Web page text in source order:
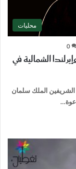
محليات
0
الشمالية في
الملك سلمان